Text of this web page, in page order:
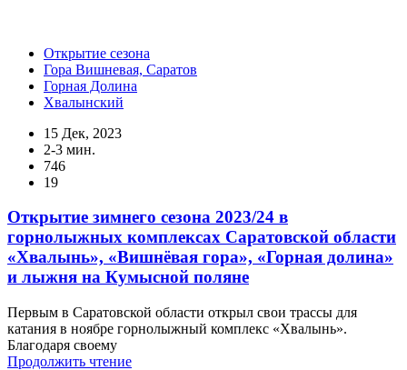
Открытие сезона
Гора Вишневая, Саратов
Горная Долина
Хвалынский
15 Дек, 2023
2-3 мин.
746
19
Открытие зимнего сезона 2023/24 в
горнолыжных комплексах Саратовской области
«Хвалынь», «Вишнёвая гора», «Горная долина»
и лыжня на Кумысной поляне
Первым в Саратовской области открыл свои трассы для
катания в ноябре горнолыжный комплекс «Хвалынь».
Благодаря своему
Продолжить чтение